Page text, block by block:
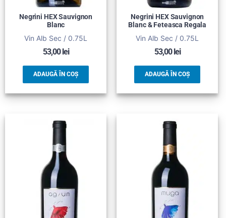
Negrini HEX Sauvignon
Blanc
Vin Alb Sec / 0.75L
53,00 lei
ADAUGĂ ÎN COȘ
Negrini HEX Sauvignon
Blanc & Feteasca Regala
Vin Alb Sec / 0.75L
53,00 lei
ADAUGĂ ÎN COȘ